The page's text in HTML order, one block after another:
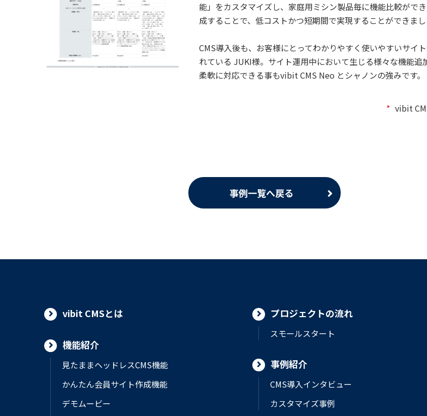
能」をカスタマイズし、家庭用ミシン製品毎に機能比較がで
成することで、低コストかつ短期間で実現することができまし
CMS導入後も、お客様にとってわかりやすく使いやすいサイ
れている JUKI様。サイト運用中において生じる様々な機能追
柔軟に対応できる事もvibit CMS Neo とシャノンの強みです。
vibit
事例一覧へ戻る
vibit CMSとは
機能紹介
見たままヘッドレスCMS機能
かんたん会員サイト作成機能
デモムービー
プロジェクトの流れ
スモールスタート
事例紹介
CMS導入インタビュー
カスタマイズ事例